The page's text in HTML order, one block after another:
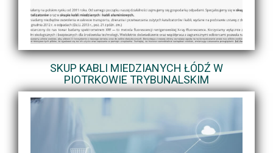
SKUP KABLI MIEDZIANYCH ŁÓDŹ W
PIOTRKOWIE TRYBUNALSKIM